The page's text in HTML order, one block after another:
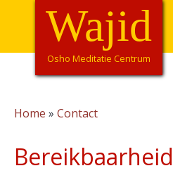
Overslaan
de
HoofdnavigatieWajid
Osho Meditatie Centrum
Home Contact
Bereikbaarheid